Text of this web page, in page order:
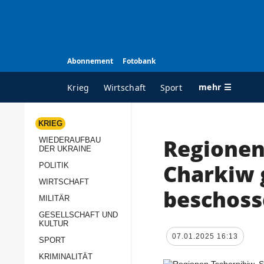
Abonnement Fotobank
Krieg Wirtschaft Sport mehr ☰
ALLE RUBRIKEN
Wiederaufbau der
Politik
Militär
KRIEG
WIEDERAUFBAU
DER UKRAINE
POLITIK
WIRTSCHAFT
MILITÄR
GESELLSCHAFT UND
KULTUR
SPORT
KRIMINALITÄT
Charkiw
07.01.2025 16:13